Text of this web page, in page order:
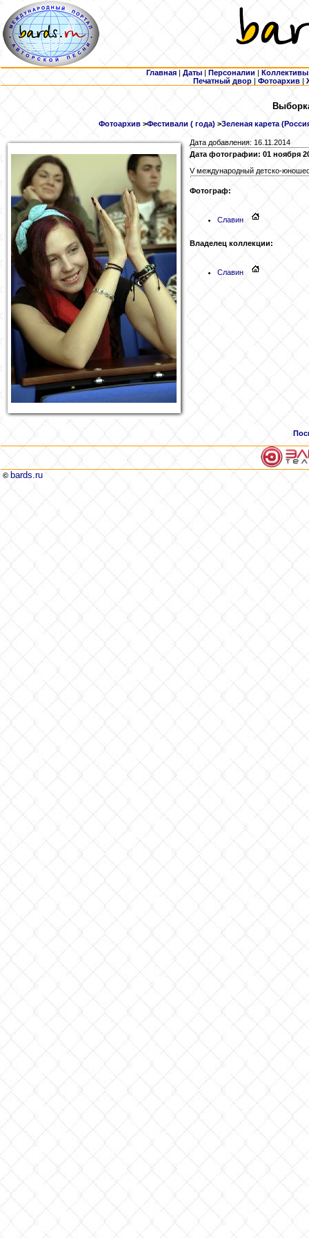
Главная | Даты | Персоналии | Коллективы
Печатный двор |Фотоархив |
Фотоархив>Фестивали ( года) >Зеленая карета
Дата добавления: 16.11.2014
Дата фотографии: 01 ноября
V международный детско-
Фотограф:
Славин
Владелец коллекции:
Славин
© bards.ru